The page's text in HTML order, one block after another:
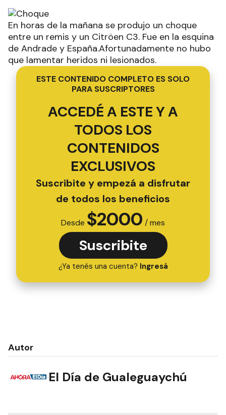
En horas de la mañana se produjo un choque
entre un remis y un Citröen C3. Fue en la esquina
de Andrade y España.Afortunadamente no hubo
que lamentar heridos ni lesionados.
ESTE CONTENIDO COMPLETO ES SOLO
PARA SUSCRIPTORES
ACCEDÉ A ESTE Y A
TODOS LOS
CONTENIDOS
EXCLUSIVOS
Suscribite y empezá a disfrutar
de todos los beneficios
Desde $2000 / mes
Suscribite
¿Ya tenés una cuenta? Ingresá
Autor
El Día de Gualeguaychú